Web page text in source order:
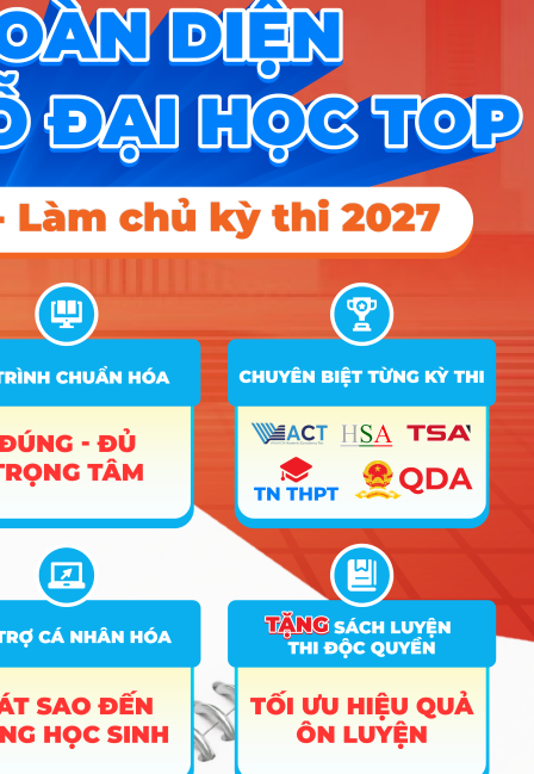
21
Song ngành Kinh tế – Tài
chính (Chương trình tiên
tiến)
A00; A01; C03; D01;
D03; D07; D09; D10;
X01; X26
STT Tên ngành
Tổ
hợp
Điểm Chuẩn
Ghi
chú
2025 2024 2023
2 Kinh tế (Đào tạo bằng Tiếng Anh)
3 Kinh tế chính trị
4 Kinh tế quốc tế
Thống kê kinh tế
6 Kinh tế số
Quản trị kinh doanh
8
Quản trị kinh doanh (Đào tạo bằng Tiếng
10 Kinh doanh thương mại
11
12 Tài chính – Ngân hàng
Kế toán
14 Kế toán (Đào tạo bằng Tiếng Anh)
Kiểm toán
16 Quản trị nhân lực
18 Tài chính – Ngân hàng (Liên kết)
19 Logistics và Quản lý chuỗi cung ứng